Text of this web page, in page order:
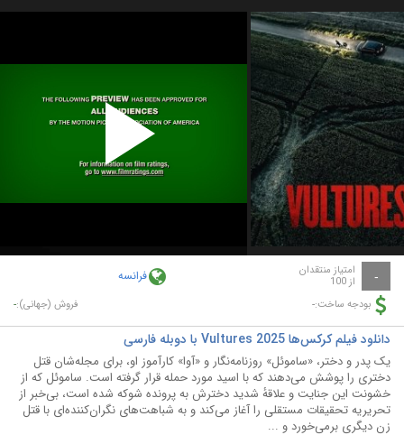
Play
Video
- امتیاز منتقدان
از 100 فرانسه
بودجه ساخت:- فروش (جهانی):-
دانلود فیلم کرکس‌ها Vultures 2025 با دوبله فارسی
یک پدر و دختر، «ساموئل» روزنامه‌نگار و «آوا» کارآموز او، برای مجله‌شان قتل
دختری را پوشش می‌دهند که با اسید مورد حمله قرار گرفته است. ساموئل که از
خشونت این جنایت و علاقهٔ شدید دخترش به پرونده شوکه شده است، بی‌خبر از
تحریریه تحقیقات مستقلی را آغاز می‌کند و به شباهت‌های نگران‌کننده‌ای با قتل
زن دیگری برمی‌خورد و ...